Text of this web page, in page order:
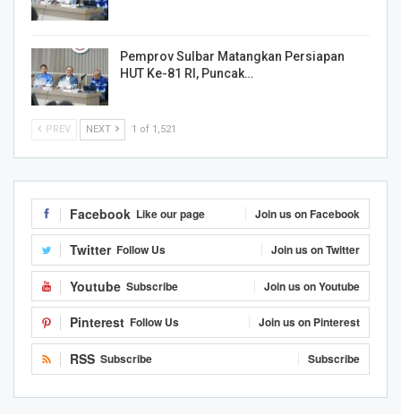
Pemprov Sulbar Matangkan Persiapan
HUT Ke-81 RI, Puncak…
PREV NEXT 1 of 1,521
Facebook Like our page Join us on Facebook
Twitter Follow Us Join us on Twitter
Youtube Subscribe Join us on Youtube
Pinterest Follow Us Join us on Pinterest
RSS Subscribe Subscribe